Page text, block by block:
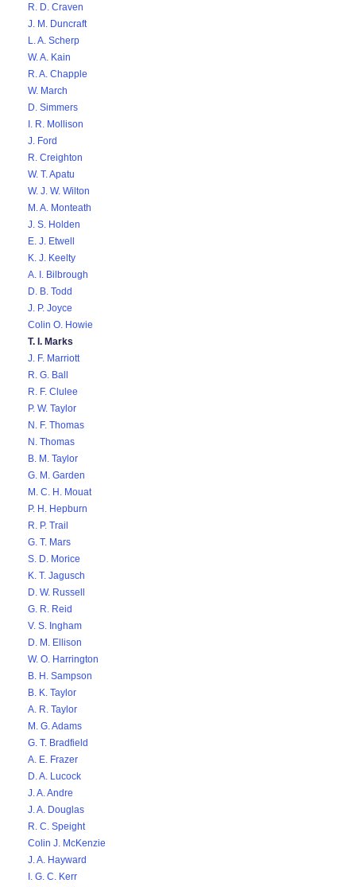
R. D. Craven
J. M. Duncraft
L. A. Scherp
W. A. Kain
R. A. Chapple
W. March
D. Simmers
I. R. Mollison
J. Ford
R. Creighton
W. T. Apatu
W. J. W. Wilton
M. A. Monteath
J. S. Holden
E. J. Etwell
K. J. Keelty
A. I. Bilbrough
D. B. Todd
J. P. Joyce
Colin O. Howie
T. I. Marks
J. F. Marriott
R. G. Ball
R. F. Clulee
P. W. Taylor
N. F. Thomas
N. Thomas
B. M. Taylor
G. M. Garden
M. C. H. Mouat
P. H. Hepburn
R. P. Trail
G. T. Mars
S. D. Morice
K. T. Jagusch
D. W. Russell
G. R. Reid
V. S. Ingham
D. M. Ellison
W. O. Harrington
B. H. Sampson
B. K. Taylor
A. R. Taylor
M. G. Adams
G. T. Bradfield
A. E. Frazer
D. A. Lucock
J. A. Andre
J. A. Douglas
R. C. Speight
Colin J. McKenzie
J. A. Hayward
I. G. C. Kerr